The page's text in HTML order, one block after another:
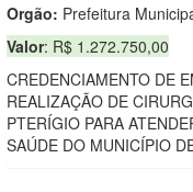
Orgão: Prefeitura
Valor: R$ 1.272.750,00
CREDENCIAMENTO DE
REALIZAÇÃO DE
PTERÍGIO PARA
SAÚDE DO MUNICÍPIO